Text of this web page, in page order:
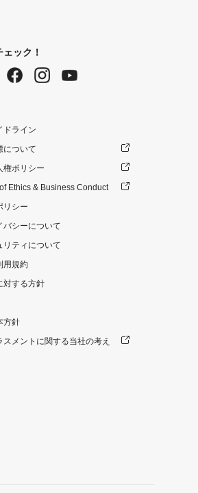
ック！
ドライン
について
権ポリシー
Ethics & Business Conduct
リシー
バシーについて
リティについて
用規約
対する方針
方針
スメントに関する当社の考え